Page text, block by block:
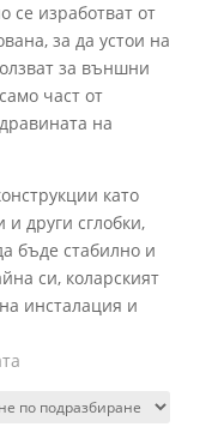
се изработват от
за да устои на
за външни
част от
на
като
други сглобки,
бъде стабилно и
си, коларският
инсталация и